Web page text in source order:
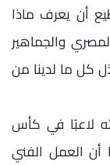
أن يعرف ماذا
والجماهير
كل ما لدينا من
لاعبًا في كأس
أن العمل الفني